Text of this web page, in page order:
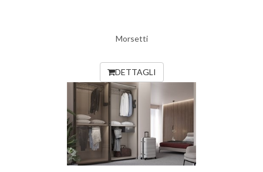
Morsetti
DETTAGLI